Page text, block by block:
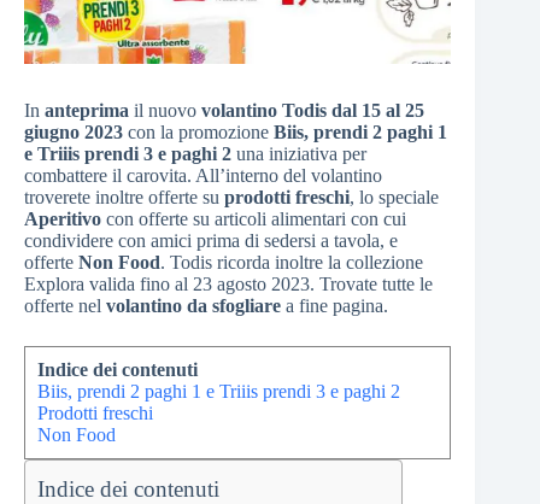
In anteprima il nuovo volantino Todis dal 15 al 25
giugno 2023 con la promozione Biis, prendi 2 paghi 1
e Triiis prendi 3 e paghi 2 una iniziativa per
combattere il carovita. All’interno del volantino
troverete inoltre offerte su prodotti freschi, lo speciale
Aperitivo con offerte su articoli alimentari con cui
condividere con amici prima di sedersi a tavola, e
offerte Non Food. Todis ricorda inoltre la collezione
Explora valida fino al 23 agosto 2023. Trovate tutte le
offerte nel volantino da sfogliare a fine pagina.
Indice dei contenuti
Biis, prendi 2 paghi 1 e Triiis prendi 3 e paghi 2
Prodotti freschi
Non Food
Indice dei contenuti